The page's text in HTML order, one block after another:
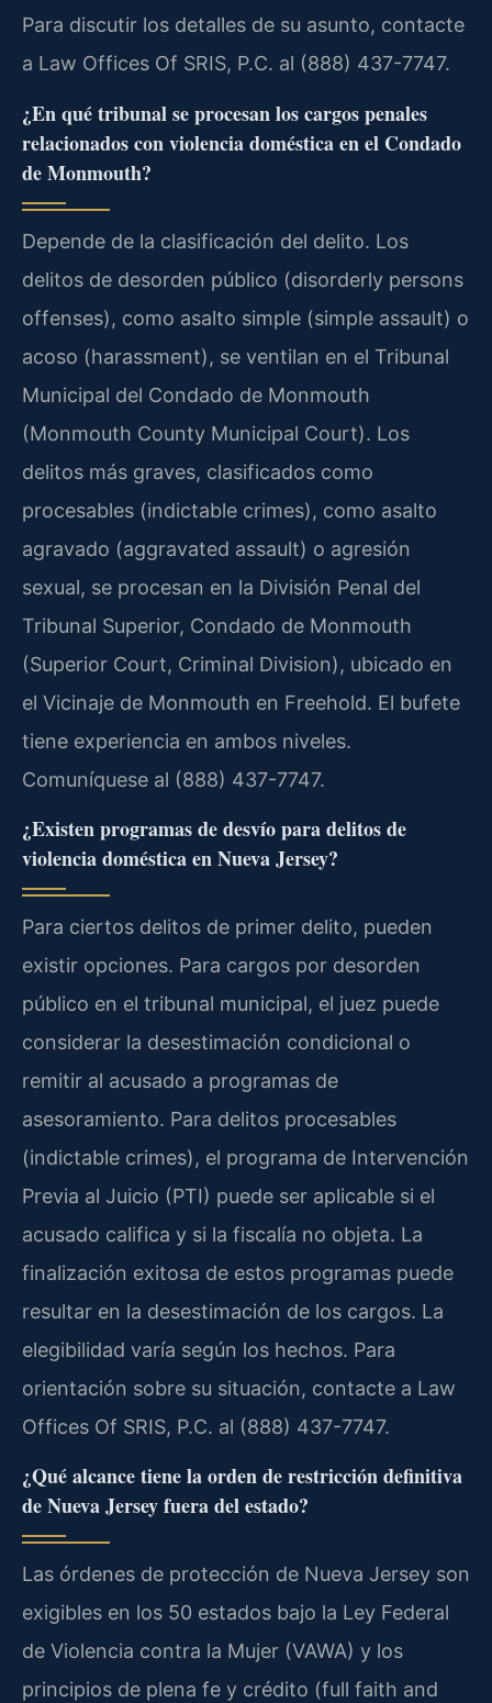
Para discutir los detalles de su asunto, contacte
a Law Offices Of SRIS, P.C. al (888) 437-7747.
¿En qué tribunal se procesan los cargos penales
relacionados con violencia doméstica en el Condado
de Monmouth?
Depende de la clasificación del delito. Los
delitos de desorden público (disorderly persons
offenses), como asalto simple (simple assault) o
acoso (harassment), se ventilan en el Tribunal
Municipal del Condado de Monmouth
(Monmouth County Municipal Court). Los
delitos más graves, clasificados como
procesables (indictable crimes), como asalto
agravado (aggravated assault) o agresión
sexual, se procesan en la División Penal del
Tribunal Superior, Condado de Monmouth
(Superior Court, Criminal Division), ubicado en
el Vicinaje de Monmouth en Freehold. El bufete
tiene experiencia en ambos niveles.
Comuníquese al (888) 437-7747.
¿Existen programas de desvío para delitos de
violencia doméstica en Nueva Jersey?
Para ciertos delitos de primer delito, pueden
existir opciones. Para cargos por desorden
público en el tribunal municipal, el juez puede
considerar la desestimación condicional o
remitir al acusado a programas de
asesoramiento. Para delitos procesables
(indictable crimes), el programa de Intervención
Previa al Juicio (PTI) puede ser aplicable si el
acusado califica y si la fiscalía no objeta. La
finalización exitosa de estos programas puede
resultar en la desestimación de los cargos. La
elegibilidad varía según los hechos. Para
orientación sobre su situación, contacte a Law
Offices Of SRIS, P.C. al (888) 437-7747.
¿Qué alcance tiene la orden de restricción definitiva
de Nueva Jersey fuera del estado?
Las órdenes de protección de Nueva Jersey son
exigibles en los 50 estados bajo la Ley Federal
de Violencia contra la Mujer (VAWA) y los
principios de plena fe y crédito (full faith and